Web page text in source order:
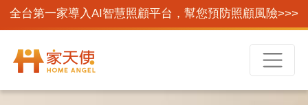
全台第一家導入AI智慧照顧平台，幫您預防照顧風險>>>